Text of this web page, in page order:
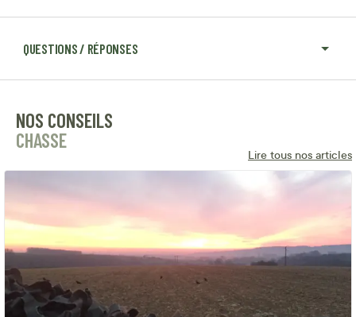
QUESTIONS / RÉPONSES
NOS CONSEILS
CHASSE
Lire tous nos articles